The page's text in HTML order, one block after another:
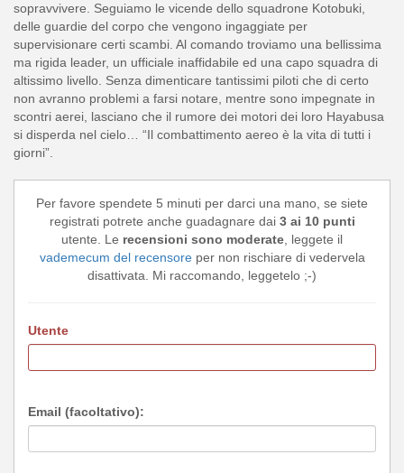
sopravvivere. Seguiamo le vicende dello squadrone Kotobuki,
delle guardie del corpo che vengono ingaggiate per
supervisionare certi scambi. Al comando troviamo una bellissima
ma rigida leader, un ufficiale inaffidabile ed una capo squadra di
altissimo livello. Senza dimenticare tantissimi piloti che di certo
non avranno problemi a farsi notare, mentre sono impegnate in
scontri aerei, lasciano che il rumore dei motori dei loro Hayabusa
si disperda nel cielo… “Il combattimento aereo è la vita di tutti i
giorni”.
Per favore spendete 5 minuti per darci una mano, se siete
registrati potrete anche guadagnare dai 3 ai 10 punti
utente. Le recensioni sono moderate, leggete il
vademecum del recensoreper non rischiare di vedervela
disattivata. Mi raccomando, leggetelo ;-)
Utente
Email (facoltativo):